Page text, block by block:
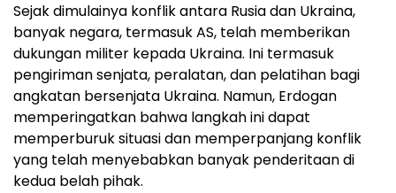
Sejak dimulainya konflik antara Rusia dan Ukraina,
banyak negara, termasuk AS, telah memberikan
dukungan militer kepada Ukraina. Ini termasuk
pengiriman senjata, peralatan, dan pelatihan bagi
angkatan bersenjata Ukraina. Namun, Erdogan
memperingatkan bahwa langkah ini dapat
memperburuk situasi dan memperpanjang konflik
yang telah menyebabkan banyak penderitaan di
kedua belah pihak.